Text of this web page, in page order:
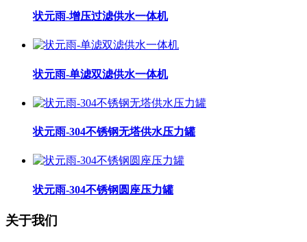
状元雨-增压过滤供水一体机
状元雨-单滤双滤供水一体机
状元雨-304不锈钢无塔供水压力罐
状元雨-304不锈钢圆座压力罐
关于我们